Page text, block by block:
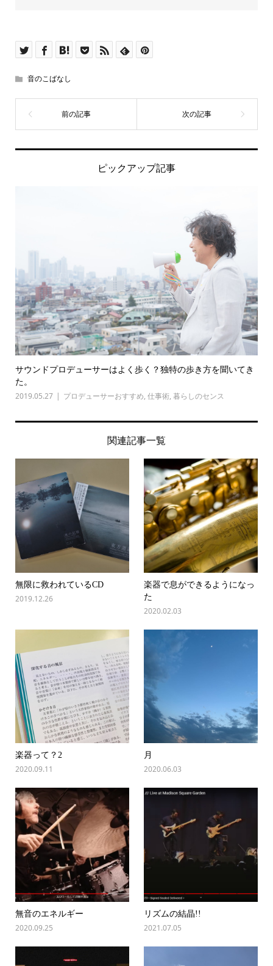
音のこばなし
ピックアップ記事
サウンドプロデューサーはよく歩く？独特の歩き方を聞いてき
た。
2019.05.27 プロデューサーおすすめ, 仕事術, 暮らしのセンス
関連記事一覧
無限に救われているCD
2019.12.26
楽器で息ができるようになっ
た
2020.02.03
楽器って？2
2020.09.11
月
2020.06.03
無音のエネルギー
2020.09.25
リズムの結晶!!
2021.07.05